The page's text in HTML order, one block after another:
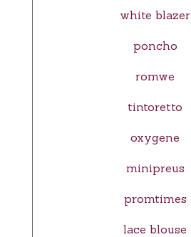
white blazer
poncho
romwe
tintoretto
oxygene
minipreus
promtimes
lace blouse